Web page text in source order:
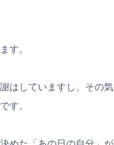
す。
はしていますし、その
す。